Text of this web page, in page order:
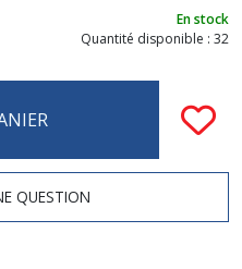
En stock
Quantité disponible : 32
QUESTION